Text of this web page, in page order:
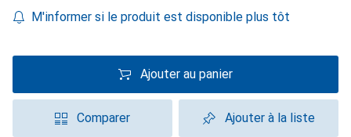
M'informer si le produit est disponible plus tôt
Ajouter au panier
Comparer Ajouter à la liste